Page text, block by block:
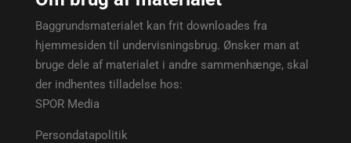
Baggrundsmaterialet kan frit downloades fra
hjemmesiden til undervisningsbrug. Ønsker man at
bruge dele af materialet i andre sammenhænge, skal
der indhentes tilladelse hos:
SPOR Media
Persondatapolitik